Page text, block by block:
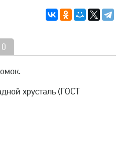
хрусталь (ГОСТ